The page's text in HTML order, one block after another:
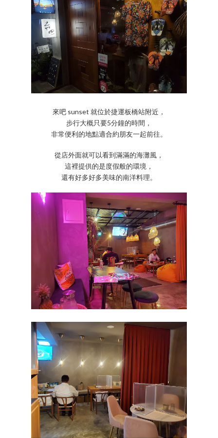
來吧 sunset 就位於捷運板橋站附近，
步行大概只要5分鐘的時間，
非常便利的地點適合約朋友一起前往。
從店外面就可以看到滿滿的海灘風，
這裡提供的是度假般的環境，
還有好多好多美味的南洋料理。